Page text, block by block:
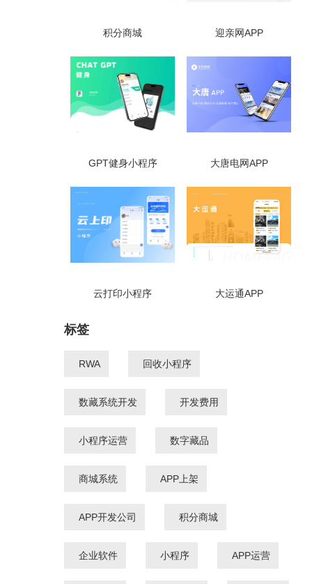
积分商城 迎亲网APP
GPT健身小程序 大唐电网APP
云打印小程序 大运通APP
标签
RWA 回收小程序
数藏系统开发 开发费用
小程序运营 数字藏品
商城系统 APP上架
APP开发公司 积分商城
企业软件 小程序 APP运营